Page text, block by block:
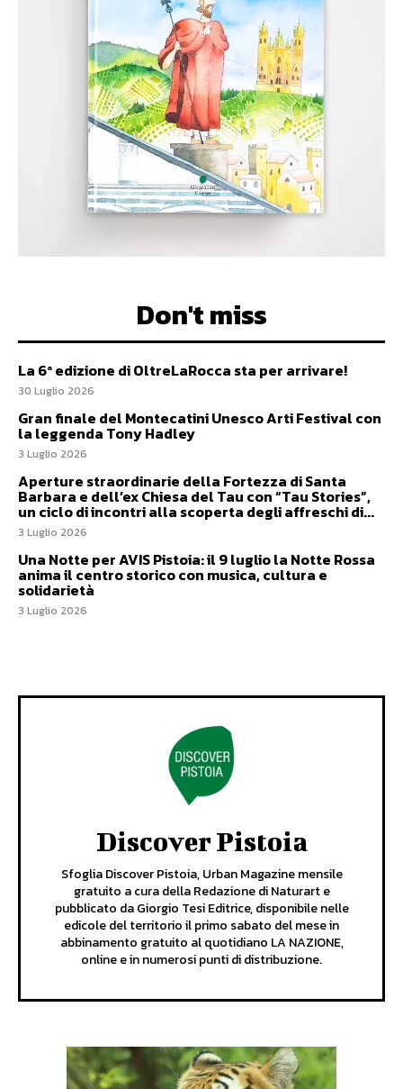
Don't miss
La 6ª edizione di OltreLaRocca sta per arrivare!
30 Luglio 2026
Gran finale del Montecatini Unesco Arti Festival con
la leggenda Tony Hadley
3 Luglio 2026
Aperture straordinarie della Fortezza di Santa
Barbara e dell’ex Chiesa del Tau con “Tau Stories”,
un ciclo di incontri alla scoperta degli affreschi di...
3 Luglio 2026
Una Notte per AVIS Pistoia: il 9 luglio la Notte Rossa
anima il centro storico con musica, cultura e
solidarietà
3 Luglio 2026
Discover Pistoia
Sfoglia Discover Pistoia, Urban Magazine mensile
gratuito a cura della Redazione di Naturart e
pubblicato da Giorgio Tesi Editrice, disponibile nelle
edicole del territorio il primo sabato del mese in
abbinamento gratuito al quotidiano LA NAZIONE,
online e in numerosi punti di distribuzione.